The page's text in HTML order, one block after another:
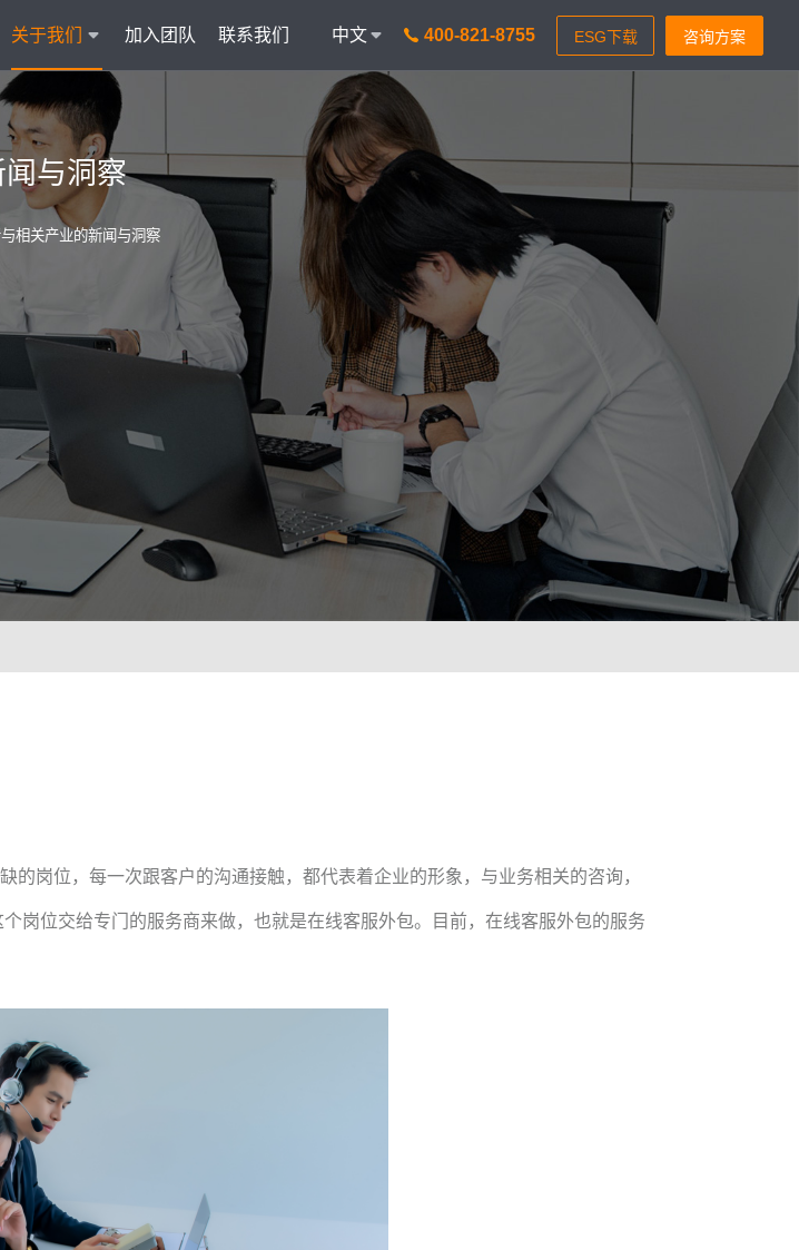
关于我们 加入团队 联系我们 中文 400-821-8755
待更省心
智能客服 VisionAICC
集成6种AI功能，革新客户体验
智能通信 VisionIPCC
IP软交换模式，通信稳定灵
即得答案
获客转化
理解声图文
文本机器人VisionBot
7*24小时智能问题匹配
外呼机器人VisionIDR
高效转化获客，助力锁定目标客
户
质检机器人VisionIQA
全量质检&实时告警，降低客诉率
客服团队
智能排班 VisionWFM
预测排班需求，实时获悉遵时率
务平台
图像描述 IC
闻与洞察
与相关产业的新闻与洞察
岗位，每一次跟客户的沟通接触，都代表着企业的形象，与业务相关的咨询，
岗位交给专门的服务商来做，也就是在线客服外包。目前，在线客服外包的服务